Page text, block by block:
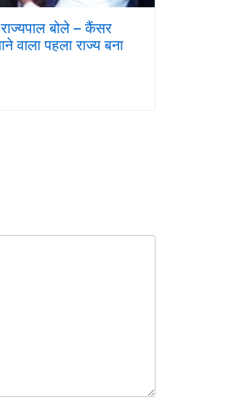
बोले – कैंसर
वाला पहला राज्य बना